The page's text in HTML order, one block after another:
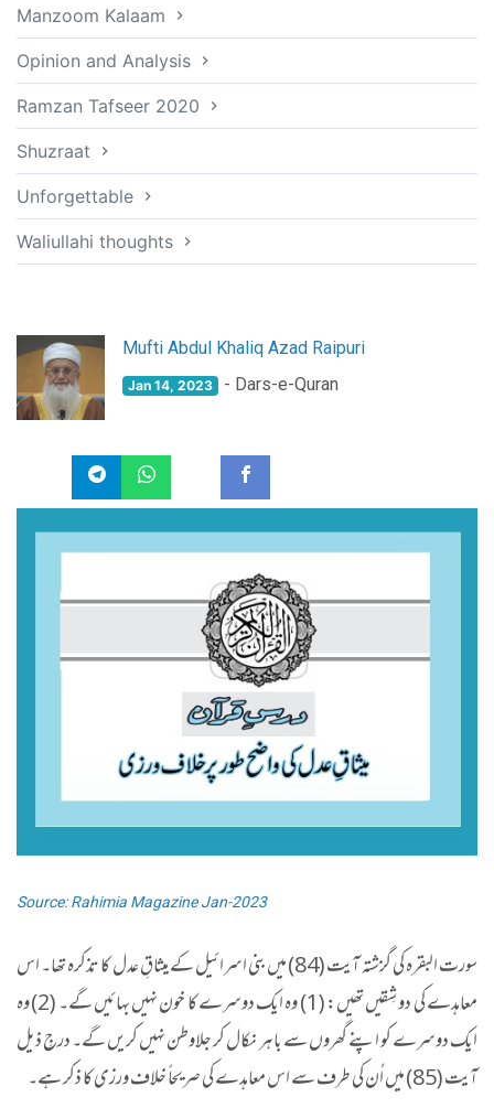
Manzoom Kalaam
Opinion and Analysis
Ramzan Tafseer 2020
Shuzraat
Unforgettable
Waliullahi thoughts
Mufti Abdul Khaliq Azad Raipuri
Jan 14, 2023 - Dars-e-Quran
Source: Rahimia Magazine Jan-2023
سورت البقرہ کی گزشتہ آیت (84) میں بنی اسرائیل کے میثاقِ عدل کا تذکرہ تھا۔ اس
معاہدے کی دو شِقیں تھیں: (1) وہ ایک دوسرے کا خون نہیں بہائیں گے۔ (2) وہ
ایک دوسرے کو اپنے گھروں سے باہر نکال کر جلاوطن نہیں کریں گے۔ درجِ ذیل
آیت (85) میں اُن کی طرف سے اس معاہدے کی صریحاً خلاف ورزی کا ذکر ہے۔